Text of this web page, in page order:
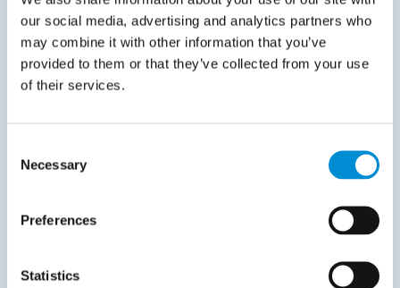
our social media, advertising and analytics partners who
may combine it with other information that you’ve
provided to them or that they’ve collected from your use
of their services.
Selection
Necessary
Preferences
Statistics
Stroomlijn je workflow met
Met Process Director voor Orderbevestigingen van